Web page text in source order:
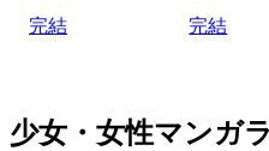
完結 完結
少女・女性マンガ